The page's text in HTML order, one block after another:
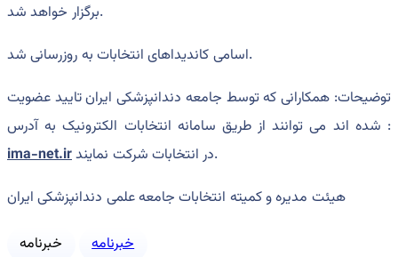
برگزار خواهد شد.
اسامی کاندیداهای انتخابات به روزرسانی شد.
توضیحات: همکارانی که توسط جامعه دندانپزشکی ایران تایید عضویت
شده اند می توانند از طریق سامانه انتخابات الکترونیک به آدرس :
ima-net.ir
در انتخابات شرکت نمایند.
هیئت مدیره و کمیته انتخابات جامعه علمی دندانپزشکی ایران
خبرنامه
خبرنامه